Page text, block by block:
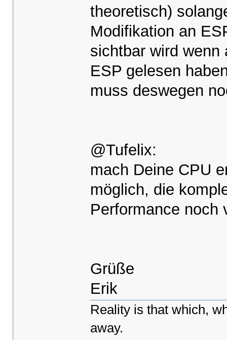
theoretisch)
Modifikation an
sichtbar wird wenn
ESP gelesen
muss deswegen
@Tufelix:
mach Deine CPU
möglich, die
Performance noch
Grüße
Erik
Reality is that which,
away.